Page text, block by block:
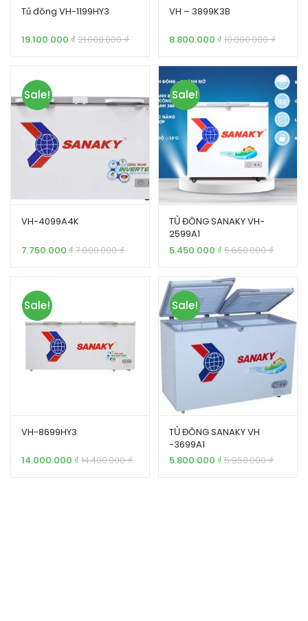
Tủ đông VH-1199HY3
19.100.000 ₫ 21.000.000₫
VH – 3899K3B
8.800.000 ₫ 10.000.000₫
Sale!
VH-4099A4K
7.750.000 ₫ 7.800.000₫
Sale!
TỦ ĐÔNG SANAKY VH-
2599A1
5.450.000 ₫ 5.650.000₫
Sale!
VH-8699HY3
14.000.000 ₫ 14.400.000₫
Sale!
TỦ ĐÔNG SANAKY VH
-3699A1
5.800.000 ₫ 5.950.000₫